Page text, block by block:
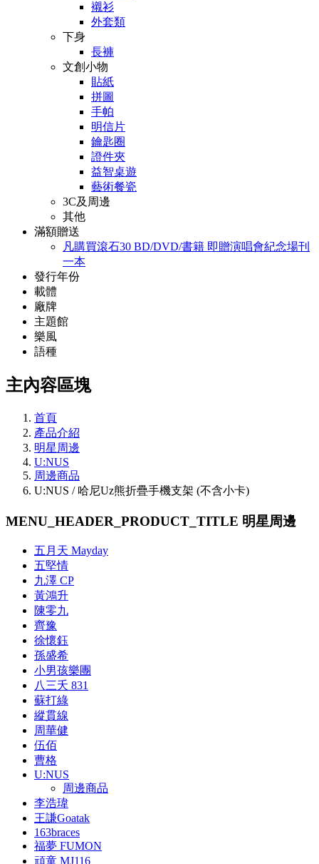
襯衫
外套類
下身
長褲
文創小物
貼紙
拼圖
手帕
明信片
鑰匙圈
證件夾
益智桌遊
藝術餐瓷
3C及周邊
其他
滿額贈送
凡購買滾石30 BD/DVD/書籍 即贈演唱會紀念場刊
一本
發行年份
載體
廠牌
主題館
樂風
語種
主內容區塊
首頁
產品介紹
明星周邊
U:NUS
周邊商品
U:NUS / 哈尼Uz熊折疊手機支架 (不含小卡)
MENU_HEADER_PRODUCT_TITLE 明星周邊
五月天 Mayday
五堅情
九澤 CP
黃鴻升
陳零九
齊豫
徐懷鈺
孫盛希
小男孩樂團
八三夭 831
蘇打綠
縱貫線
周華健
伍佰
曹格
U:NUS
周邊商品
李浩瑋
王謙Goatak
163braces
福夢 FUMON
頑童 MJ116